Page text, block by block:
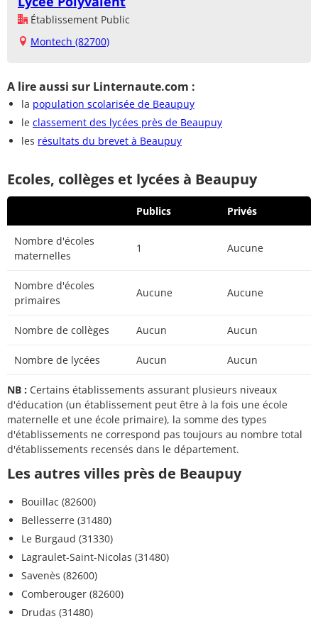
Établissement Public
Montech (82700)
A lire aussi sur Linternaute.com :
la population scolarisée de Beaupuy
le classement des lycées près de Beaupuy
les résultats du brevet à Beaupuy
Ecoles, collèges et lycées à Beaupuy
Publics Privés
Nombre d'écoles
maternelles
1 Aucune
Nombre d'écoles
primaires
Aucune Aucune
Nombre de collèges Aucun Aucun
Nombre de lycées Aucun Aucun
NB : Certains établissements assurant plusieurs niveaux
d'éducation (un établissement peut être à la fois une école
maternelle et une école primaire), la somme des types
d'établissements ne correspond pas toujours au nombre total
d'établissements recensés dans le département.
Les autres villes près de Beaupuy
Bouillac (82600)
Bellesserre (31480)
Le Burgaud (31330)
Lagraulet-Saint-Nicolas (31480)
Savenès (82600)
Comberouger (82600)
Drudas (31480)